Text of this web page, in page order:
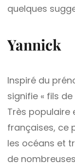
quelques
Yannick
Inspiré du
signifie « fils
Très populaire
françaises, ce
les océans et
de